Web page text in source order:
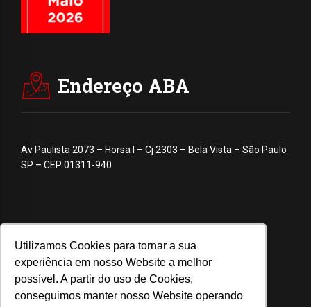
Utilizamos Cookies para tornar a sua
experiência em nosso Website a melhor
possível. A partir do uso de Cookies,
conseguimos manter nosso Website operando
Endereço ABA
Av Paulista 2073 – Horsa I – Cj 2303 – Bela Vista – São Paulo
SP – CEP 01311-940